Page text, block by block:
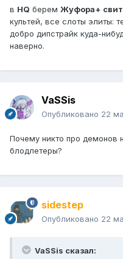
в HQ берем Жуфора+
культей, все слоты элиты:
добро дипстрайк куда-
наверно.
VaSSis
Опубликовано 22
Почему никто про демонов
блодлетеры?
sidestep
Опубликовано 22
VaSSis сказал: